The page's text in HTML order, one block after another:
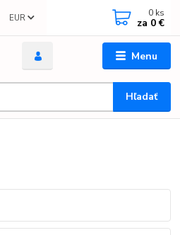
Menu
EUR
Hľadať
0 ks
za 0 €